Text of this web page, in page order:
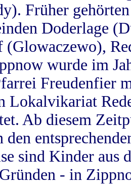
Früher
Doderlage
wurde im
Freudenfier
Lokalvikariat
Ab diesem
den
sind Kinder aus
- in